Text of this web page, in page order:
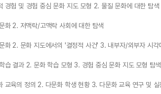
경험 및 경험 중심 문화 지도 모형 2. 물질 문화에 대한 탐색
화 2. 저맥락/고맥락 사회에 대한 탐색
화 2. 문화 지도에서의 '결정적 사건' 3. 내부자/외부자 시각
습 결과 2. 문화 학습 모형 3. 경험 중심 문화 지도 모형 탐색
교육의 정의 2. 다문화 학생 현황 3. 다문화 교육 연구 및 실